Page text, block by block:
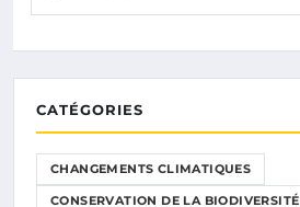
CATÉGORIES
CHANGEMENTS CLIMATIQUES
CONSERVATION DE LA BIODIVERSITÉ